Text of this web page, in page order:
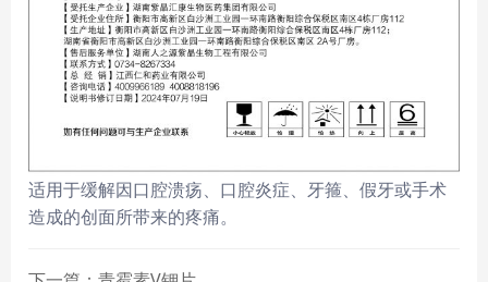
适用于缓解因口腔溃疡、口腔炎症、牙箍、假牙或手术
造成的创面所带来的疼痛。